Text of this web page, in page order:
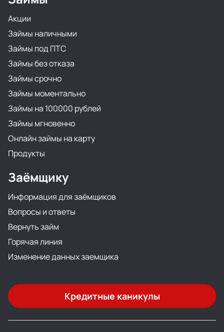
Акции
Займы наличными
Займы под ПТС
Займы без отказа
Займы срочно
Займы моментально
Займы на 100000 рублей
Займы мгновенно
Онлайн займы на карту
Продукты
Заёмщику
Информация для заёмщиков
Вопросы и ответы
Вернуть займ
Горячая линия
Изменение данных заемщика
Кредитные каникулы